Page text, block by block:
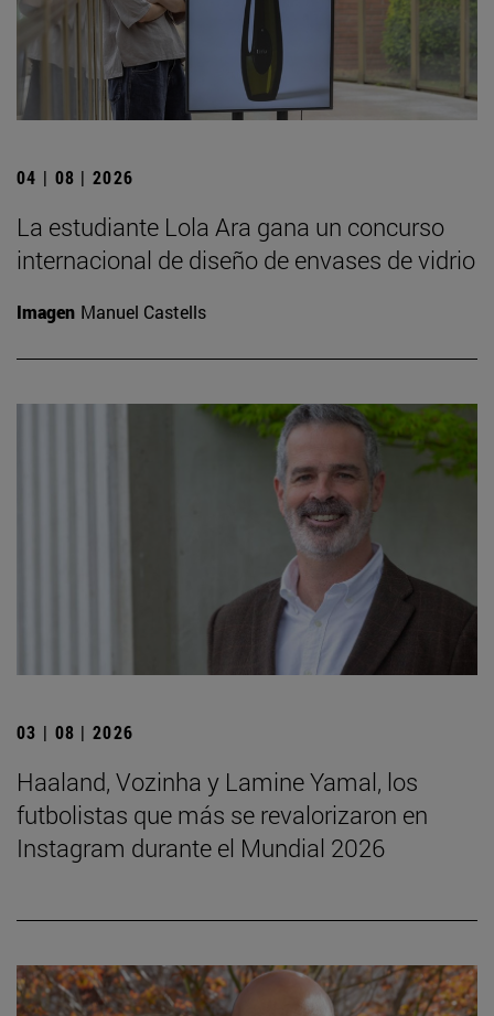
04 | 08 | 2026
La estudiante Lola Ara gana un concurso
internacional de diseño de envases de vidrio
Imagen Manuel Castells
03 | 08 | 2026
Haaland, Vozinha y Lamine Yamal, los
futbolistas que más se revalorizaron en
Instagram durante el Mundial 2026